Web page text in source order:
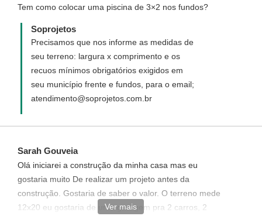
Tem como colocar uma piscina de 3×2 nos fundos?
Soprojetos
Precisamos que nos informe as medidas de
seu terreno: largura x comprimento e os
recuos mínimos obrigatórios exigidos em
seu município frente e fundos, para o email;
atendimento@soprojetos.com.br
Sarah Gouveia
Olá iniciarei a construção da minha casa mas eu
gostaria muito De realizar um projeto antes da
construção. Gostaria de saber o valor. O terreno mede
12x20 eu gostaria de uma garagem pra 2 carros, 2
Ver mais